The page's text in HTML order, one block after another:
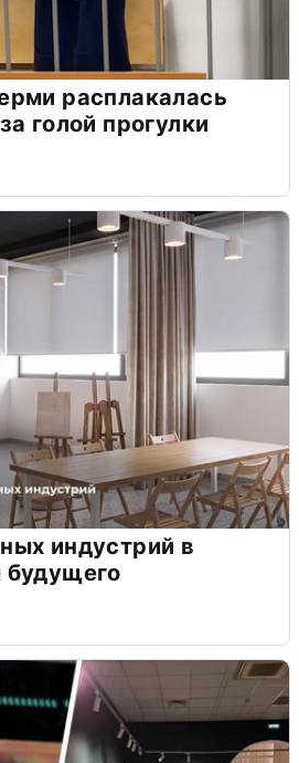
расплакалась
голой прогулки
индустрий в